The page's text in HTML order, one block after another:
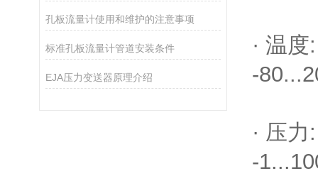
孔板流量计使用和维护的注意事项
标准孔板流量计管道安装条件
EJA压力变送器原理介绍
· 温度:
-
· 压力:
-